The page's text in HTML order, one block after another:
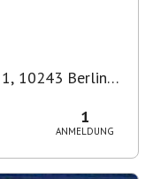
10243 Berlin-
1
ANMELDUNG